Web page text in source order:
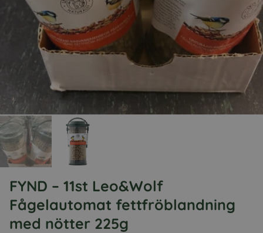
FYND – 11st Leo&Wolf
Fågelautomat fettfröblandning
med nötter 225g